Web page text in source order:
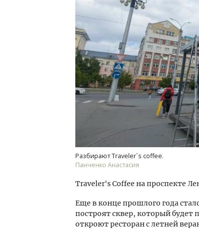
Разбирают Traveler`s coffee.
Панченко Анастасия
Traveler's Coffee на проспекте
Еще в конце прошлого года
построят сквер, который
откроют ресторан с летней